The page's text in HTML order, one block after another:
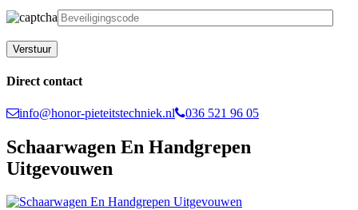
Direct contact
info@honor-pieteitstechniek.nl 036 521 96 05
Schaarwagen En Handgrepen
Uitgevouwen